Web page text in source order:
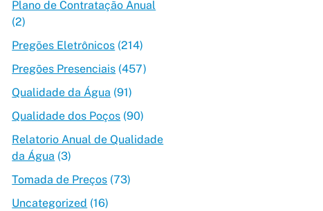
Plano de Contratação Anual
(2)
Pregões Eletrônicos (214)
Pregões Presenciais (457)
Qualidade da Água (91)
Qualidade dos Poços (90)
Relatorio Anual de Qualidade
da Água (3)
Tomada de Preços (73)
Uncategorized (16)